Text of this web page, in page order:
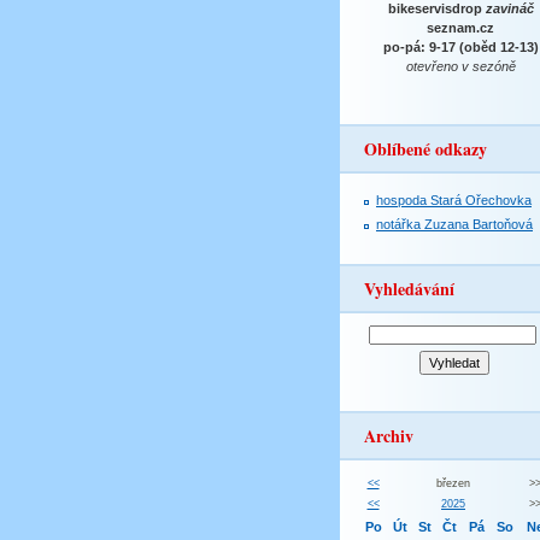
bikeservisdrop zavináč
seznam.cz
po-pá: 9-17 (oběd 12-13)
otevřeno v sezóně
Oblíbené odkazy
hospoda Stará Ořechovka
notářka Zuzana Bartoňová
Vyhledávání
Archiv
<< březen
>>
<<
2025 >>
Po Út St Čt Pá So